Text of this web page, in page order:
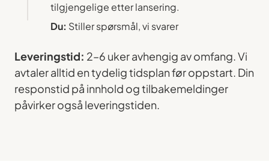
tilgjengelige etter lansering.
Du: Stiller spørsmål, vi svarer
Leveringstid: 2–6 uker avhengig av omfang. Vi
avtaler alltid en tydelig tidsplan før oppstart. Din
responstid på innhold og tilbakemeldinger
påvirker også leveringstiden.